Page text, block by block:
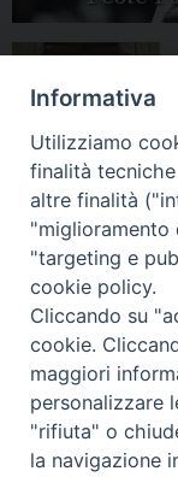
Apertura Anno
Giubilare 2025
CONTATTI:
LUCERA: Piazza
0881/520882 - e-
Vescovo: tel/fax
TROIA : Piazza
Informativa
Utilizziamo
finalità
altre finalità
"miglioramento
"targeting e
cookie policy.
Cliccando su
cookie.
maggiori
personalizzare
"rifiuta" o
la navigazione